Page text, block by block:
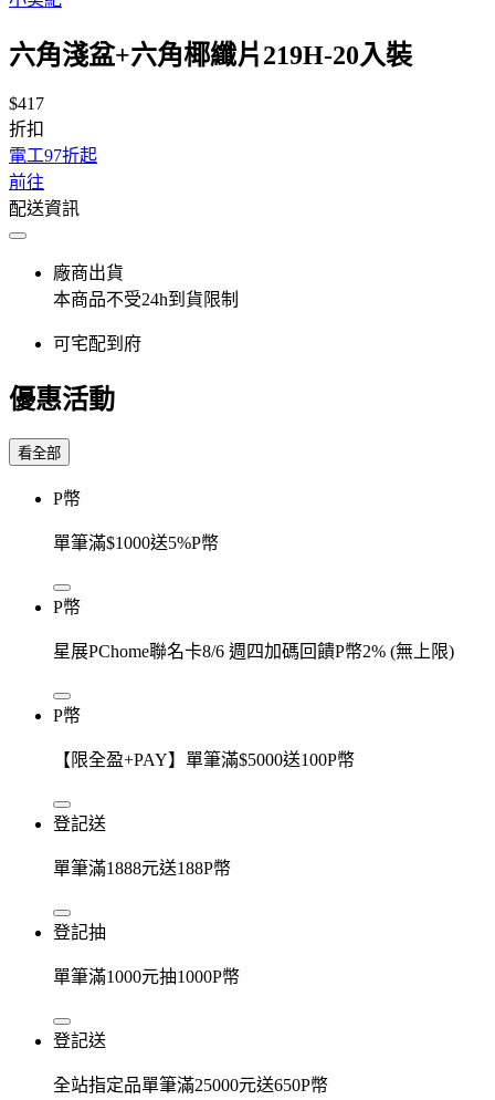
六角淺盆+六角椰纖片219H-20入裝
$417
折扣
電工97折起
前往
配送資訊
廠商出貨
本商品不受24h到貨限制
可宅配到府
優惠活動
看全部
P幣
單筆滿$1000送5%P幣
P幣
星展PChome聯名卡8/6 週四加碼回饋P幣2% (無上限)
P幣
【限全盈+PAY】單筆滿$5000送100P幣
登記送
單筆滿1888元送188P幣
登記抽
單筆滿1000元抽1000P幣
登記送
全站指定品單筆滿25000元送650P幣